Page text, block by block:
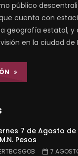
público
cuenta con
geografía estatal, y
en la ciudad de
7 de Agosto
Pesos
7